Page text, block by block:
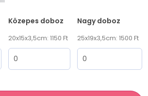
Közepes doboz
20x15x3,5cm: 1150 Ft
Nagy doboz
25x19x3,5cm: 1500 Ft